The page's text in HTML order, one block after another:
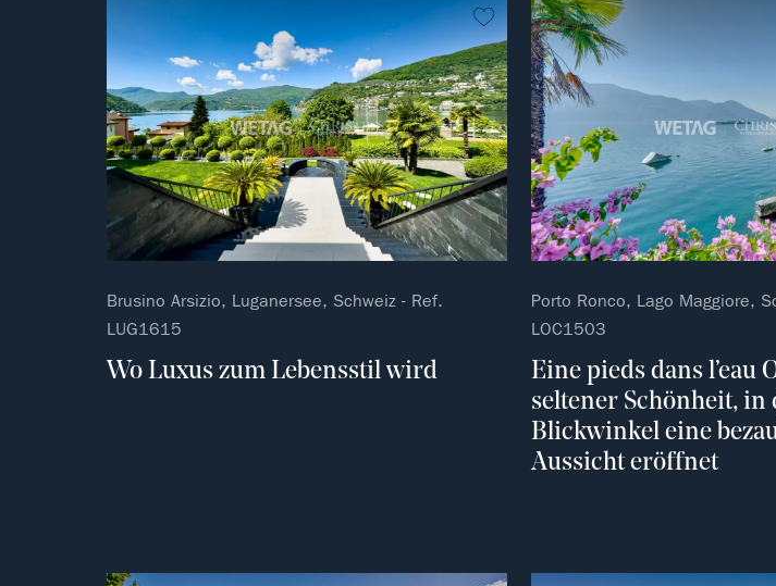
kein Favorit
Brusino Arsizio, Luganersee, Schweiz - Ref.
LUG1615
Wo Luxus zum Lebensstil wird
Porto Ronco, Lago Maggiore,
LOC1503
Eine pieds dans l’eau
seltener Schönheit, in
Blickwinkel eine
Aussicht eröffnet